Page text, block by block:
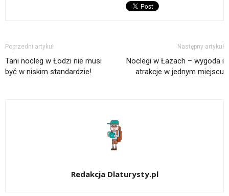
Poprzedni artykuł
Tani nocleg w Łodzi nie musi
być w niskim standardzie!
Następny artykuł
Noclegi w Łazach – wygoda i
atrakcje w jednym miejscu
Redakcja Dlaturysty.pl